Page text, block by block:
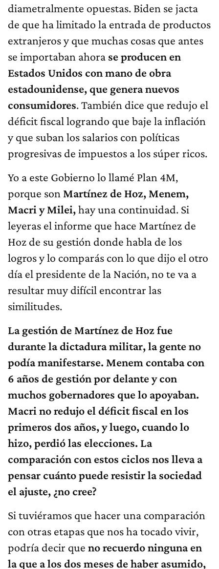
diametralmente opuestas. Biden se jacta
de que ha limitado la entrada de productos
extranjeros y que muchas cosas que antes
se importaban ahora se producen en
Estados Unidos con mano de obra
estadounidense, que genera nuevos
consumidores. También dice que redujo el
déficit fiscal logrando que baje la inflación
y que suban los salarios con políticas
progresivas de impuestos a los súper ricos.
Yo a este Gobierno lo llamé Plan 4M,
porque son Martínez de Hoz, Menem,
Macri y Milei,hay una continuidad. Si
leyeras el informe que hace Martínez de
Hoz de su gestión donde habla de los
logros y lo comparás con lo que dijo el otro
día el presidente de la Nación, no te va a
resultar muy difícil encontrar las
similitudes.
La gestión de Martínez de Hoz fue
durante la dictadura militar, la gente no
podía manifestarse. Menem contaba con
6 años de gestión por delante y con
muchos gobernadores que lo apoyaban.
Macri no redujo el déficit fiscal en los
primeros dos años, y luego, cuando lo
hizo, perdió las elecciones. La
comparación con estos ciclos nos lleva a
pensar cuánto puede resistir la sociedad
el ajuste, ¿no cree?
Si tuviéramos que hacer una comparación
con otras etapas que nos ha tocado vivir,
podría decir que no recuerdo ninguna en
la que a los dos meses de haber asumido,